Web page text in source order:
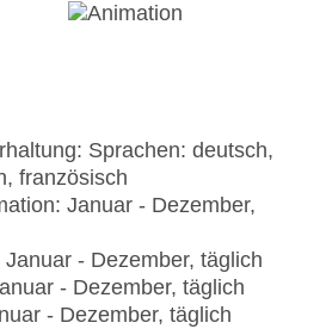
ca. 42 Minuten
2
Fitnessraum: täglich
Aqua Aerobic, Body &
ZUMBA®
Volleyball,
Sprachen: deutsch,
französisch
Januar - Dezember,
- Dezember, täglich
- Dezember, täglich
- Dezember, täglich